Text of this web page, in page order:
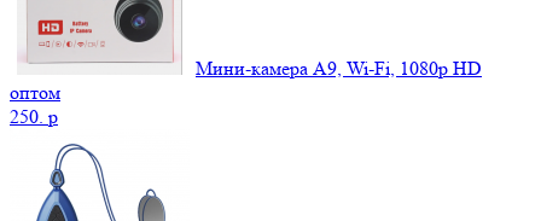
Мини-камера A9, Wi-Fi, 1080p HD
оптом
250. p